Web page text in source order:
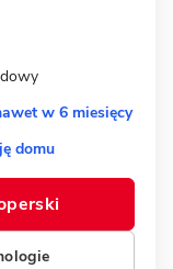
w 6 miesięcy
domu